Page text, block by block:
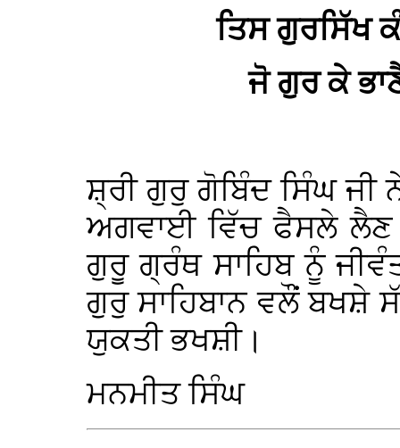
ਤਿਸ ਗੁਰਸਿੱਖ
ਜੋ ਗੁਰ ਕੇ
ਸ਼੍ਰੀ ਗੁਰੁ ਗੋਬਿੰਦ ਸਿੰਘ ਜੀ
ਅਗਵਾਈ ਵਿੱਚ ਫੈਸਲੇ
ਗੁਰੂ ਗ੍ਰੰਥ ਸਾਹਿਬ ਨੂੰ
ਗੁਰੁ ਸਾਹਿਬਾਨ ਵਲੌਂ ਬਖਸ਼ੇ
ਯੁਕਤੀ ਭਖਸ਼ੀ।
ਮਨਮੀਤ ਸਿੰਘ